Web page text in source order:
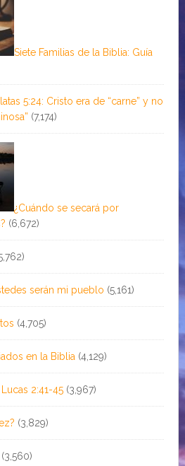
Siete Familias de la Biblia: Guía
5:24: Cristo era de “carne” y no
(7,174)
¿Cuándo se secará por
(6,672)
serán mi pueblo (5,161)
(4,705)
en la Biblia (4,129)
Lucas 2:41-45 (3,967)
(3,829)
(3,560)